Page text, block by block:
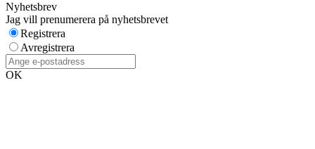
Nyhetsbrev
Jag vill prenumerera på nyhetsbrevet
Registrera
Avregistrera
OK